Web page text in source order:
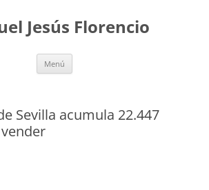
Jesús Florencio
Menú
Sevilla acumula 22.447